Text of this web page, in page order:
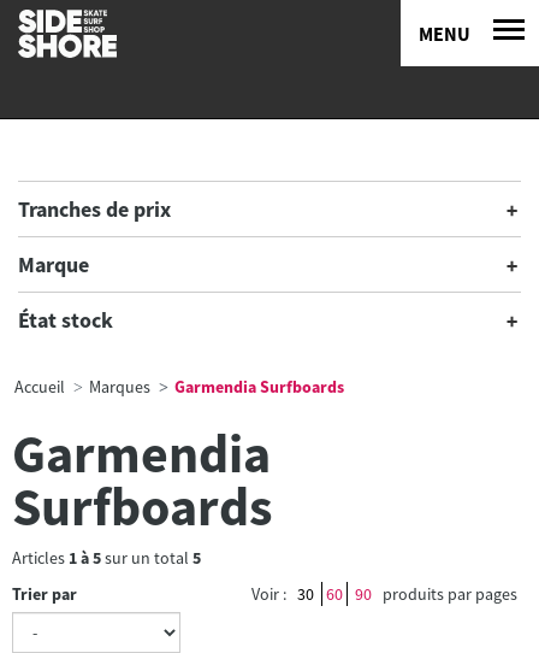
MENU
Tranches de prix
Marque
État stock
Accueil Marques Garmendia Surfboards
Garmendia
Surfboards
Articles 1à5sur un total 5
Trier par
Voir : 30 60 90 produits par pages